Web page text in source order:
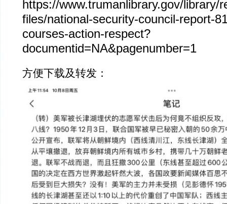
https://www.trumanlibrary.gov/library/
files/national-security-council-report-
courses-action-respect?
documentid=NA&pagenumber=1
方便下载及转发：